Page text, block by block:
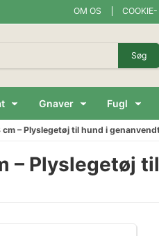
OM OS
Søg
Gnaver Fugl
cm – Plyslegetøj til hund i
– Plyslegetøj